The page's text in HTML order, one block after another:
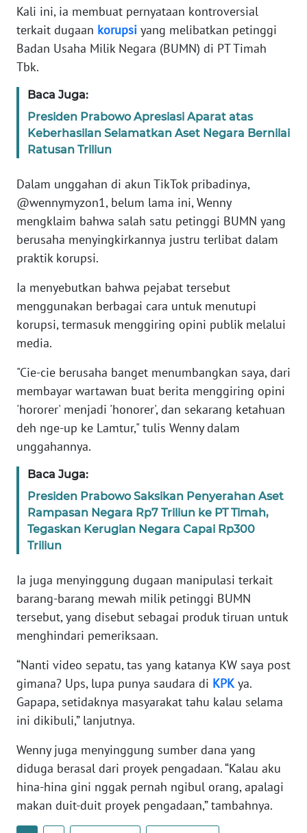
Kali ini, ia membuat pernyataan kontroversial
terkait dugaan korupsi yang melibatkan petinggi
Badan Usaha Milik Negara (BUMN) di PT Timah
Tbk.
Baca Juga:
Presiden Prabowo Apresiasi Aparat atas
Keberhasilan Selamatkan Aset Negara Bernilai
Ratusan Triliun
Dalam unggahan di akun TikTok pribadinya,
@wennymyzon1, belum lama ini, Wenny
mengklaim bahwa salah satu petinggi BUMN yang
berusaha menyingkirkannya justru terlibat dalam
praktik korupsi.
Ia menyebutkan bahwa pejabat tersebut
menggunakan berbagai cara untuk menutupi
korupsi, termasuk menggiring opini publik melalui
media.
"Cie-cie berusaha banget menumbangkan saya, dari
membayar wartawan buat berita menggiring opini
'hororer' menjadi 'honorer', dan sekarang ketahuan
deh nge-up ke Lamtur," tulis Wenny dalam
unggahannya.
Baca Juga:
Presiden Prabowo Saksikan Penyerahan Aset
Rampasan Negara Rp7 Triliun ke PT Timah,
Tegaskan Kerugian Negara Capai Rp300
Triliun
Ia juga menyinggung dugaan manipulasi terkait
barang-barang mewah milik petinggi BUMN
tersebut, yang disebut sebagai produk tiruan untuk
menghindari pemeriksaan.
“Nanti video sepatu, tas yang katanya KW saya post
gimana? Ups, lupa punya saudara di KPKya.
Gapapa, setidaknya masyarakat tahu kalau selama
ini dikibuli,” lanjutnya.
Wenny juga menyinggung sumber dana yang
diduga berasal dari proyek pengadaan. “Kalau aku
hina-hina gini nggak pernah ngibul orang, apalagi
makan duit-duit proyek pengadaan,” tambahnya.
KAMI
INFO
IKLAN
TENTANG
KAMI
PEDOMAN
SIBER
REDAKSI
KARIR
DISCLAIMER
Wahana
Regional
WN
SUMUT
WN
JAKARTA
JABAR
WN
BANTEN
WN
NTT
WN
WN
PAPUA
PAPUA
BARAT
WN